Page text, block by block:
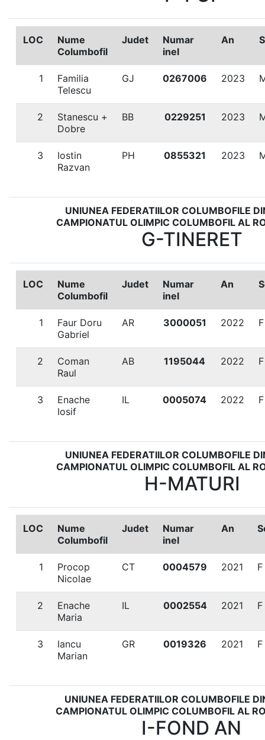
LOC
Nume
Columbofil
Judet
Numar
inel
An
1
Familia
Telescu
GJ 0267006 2023
2
Stanescu +
Dobre
BB 0229251 2023
3
Iostin
Razvan
PH 0855321 2023
UNIUNEA FEDERATIILOR COLUMBOFILE
CAMPIONATUL OLIMPIC COLUMBOFIL AL
G-TINERET
LOC
Nume
Columbofil
Judet
Numar
inel
An
1
Faur Doru
Gabriel
AR 3000051 2022 F
2
Coman
Raul
AB 1195044 2022 F
3
Enache
Iosif
IL 0005074 2022 F
UNIUNEA FEDERATIILOR COLUMBOFILE
CAMPIONATUL OLIMPIC COLUMBOFIL AL
H-MATURI
LOC
Nume
Columbofil
Judet
Numar
inel
An
1
Procop
Nicolae
CT 0004579 2021 F
2
Enache
Maria
IL 0002554 2021 F
3
Iancu
Marian
GR 0019326 2021 F
UNIUNEA FEDERATIILOR COLUMBOFILE
CAMPIONATUL OLIMPIC COLUMBOFIL AL
I-FOND AN